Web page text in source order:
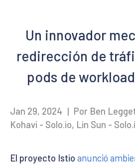
Un innovador
redirección de
pods de
Jan 29, 2024 | Por Ben
Kohavi - Solo.io, Lin Sun -
El proyecto Istio anunció